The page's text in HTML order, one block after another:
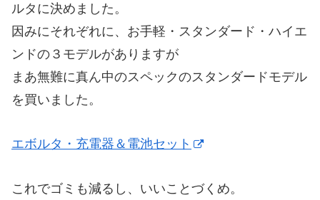
ルタに決めました。
因みにそれぞれに、お手軽・スタンダード・ハイエ
ンドの３モデルがありますが
まあ無難に真ん中のスペックのスタンダードモデル
を買いました。
エボルタ・充電器＆電池セット
これでゴミも減るし、いいことづくめ。